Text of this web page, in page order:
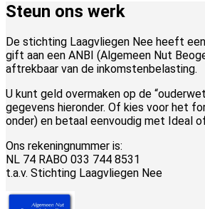
Steun ons werk
De stichting Laagvliegen Nee heeft
gift aan een ANBI (Algemeen Nut
aftrekbaar van de inkomstenbelasting.
U kunt geld overmaken op de
gegevens hieronder. Of kies voor het
onder) en betaal eenvoudig met Ideal
Ons rekeningnummer is:
NL 74 RABO 033 744 8531
t.a.v. Stichting Laagvliegen Nee